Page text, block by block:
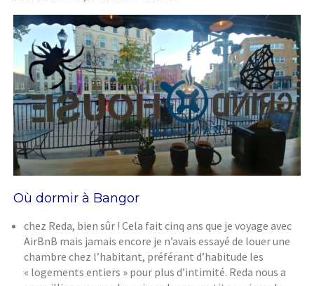
Où dormir à Bangor
chez Reda, bien sûr ! Cela fait cinq ans que je voyage avec
AirBnB mais jamais encore je n’avais essayé de louer une
chambre chez l’habitant, préférant d’habitude les
« logements entiers » pour plus d’intimité. Reda nous a